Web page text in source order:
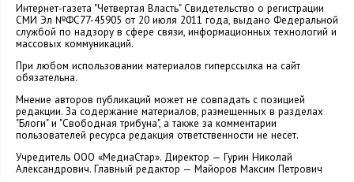
Интернет-газета "Четвертая Власть" Cвидетельство о регистрации
СМИ Эл №ФС77-45905 от 20 июля 2011 года, выдано Федеральной
службой по надзору в сфере связи, информационных технологий и
массовых коммуникаций.
При любом использовании материалов гиперссылка на сайт
обязательна.
Мнение авторов публикаций может не совпадать с позицией
редакции. За содержание материалов, размещенных в разделах
"Блоги" и "Свободная трибуна", а также за комментарии
пользователей ресурса редакция ответственности не несет.
Учредитель ООО «МедиаСтар». Директор — Гурин Николай
Александрович. Главный редактор — Майоров Максим Петрович